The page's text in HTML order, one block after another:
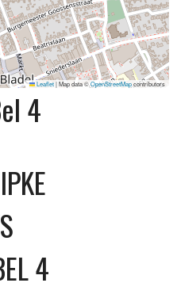
Leaflet|Map data ©OpenStreetMapcontributors
4
4